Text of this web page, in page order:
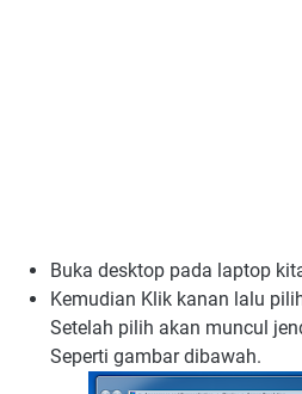
Buka desktop pada laptop
Kemudian Klik kanan lalu
Setelah pilih akan muncul
Seperti gambar dibawah.